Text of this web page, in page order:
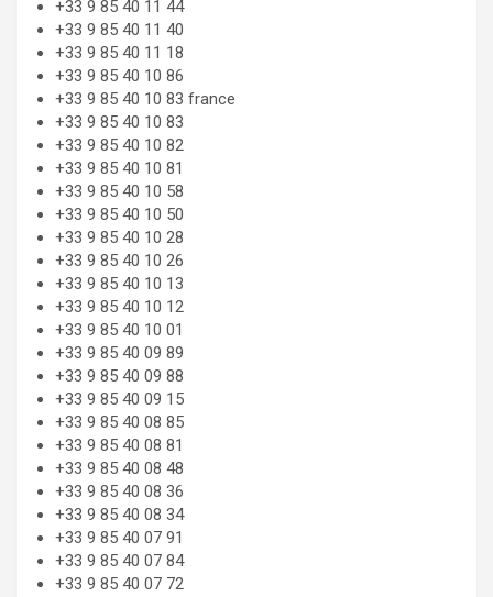
+33 9 85 40 11 44
+33 9 85 40 11 40
+33 9 85 40 11 18
+33 9 85 40 10 86
+33 9 85 40 10 83 france
+33 9 85 40 10 83
+33 9 85 40 10 82
+33 9 85 40 10 81
+33 9 85 40 10 58
+33 9 85 40 10 50
+33 9 85 40 10 28
+33 9 85 40 10 26
+33 9 85 40 10 13
+33 9 85 40 10 12
+33 9 85 40 10 01
+33 9 85 40 09 89
+33 9 85 40 09 88
+33 9 85 40 09 15
+33 9 85 40 08 85
+33 9 85 40 08 81
+33 9 85 40 08 48
+33 9 85 40 08 36
+33 9 85 40 08 34
+33 9 85 40 07 91
+33 9 85 40 07 84
+33 9 85 40 07 72